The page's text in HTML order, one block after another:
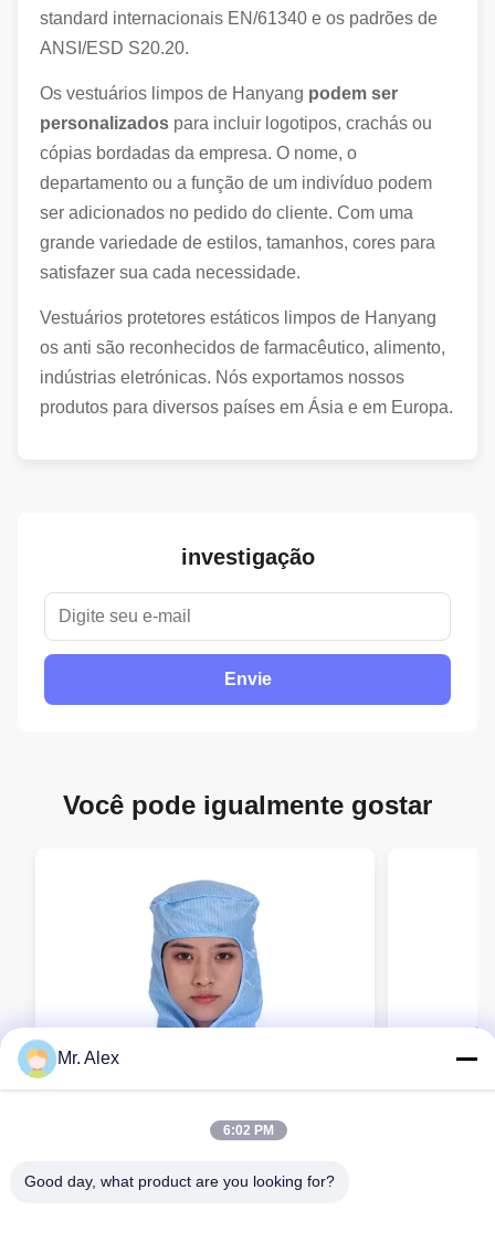
standard internacionais EN/61340 e os padrões de
ANSI/ESD S20.20.
Os vestuários limpos de Hanyang podem ser
personalizados para incluir logotipos, crachás ou
cópias bordadas da empresa. O nome, o
departamento ou a função de um indivíduo podem
ser adicionados no pedido do cliente. Com uma
grande variedade de estilos, tamanhos, cores para
satisfazer sua cada necessidade.
Vestuários protetores estáticos limpos de Hanyang
os anti são reconhecidos de farmacêutico, alimento,
indústrias eletrónicas. Nós exportamos nossos
produtos para diversos países em Ásia e em Europa.
investigação
Envie
Você pode igualmente gostar
Mr. Alex
6:02 PM
Good day, what product are you looking for?